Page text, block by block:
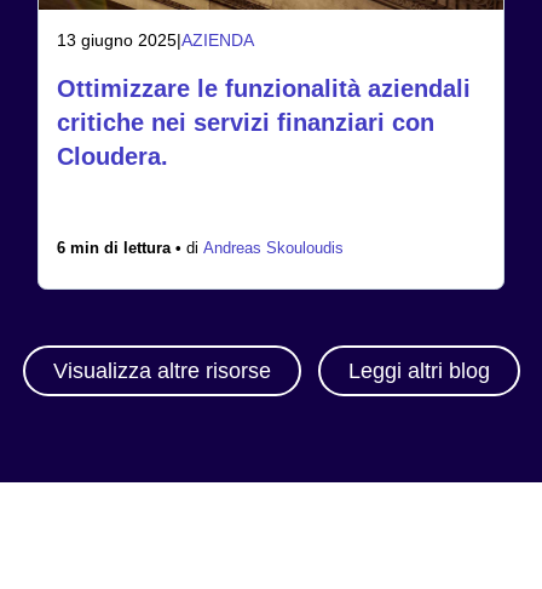
13 giugno 2025|AZIENDA
Ottimizzare le funzionalità aziendali
critiche nei servizi finanziari con
Cloudera.
6 min di lettura • di Andreas Skouloudis
Visualizza altre risorse Leggi altri blog